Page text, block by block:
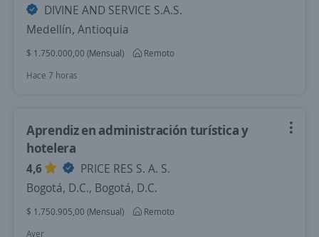
DIVINE AND SERVICE S.A.S.
Medellín, Antioquia
$ 1.750.000,00 (Mensual)
Remoto
Hace 7 horas
Aprendiz en administración turística y
hotelera
4,6
PRICE RES S. A. S.
Bogotá, D.C., Bogotá, D.C.
$ 1.750.905,00 (Mensual)
Remoto
Ayer